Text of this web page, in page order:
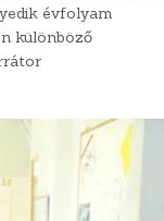
évfolyam
különböző